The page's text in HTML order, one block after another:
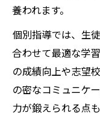
養われます。
個別指導では、生
合わせて最適な学
の成績向上や志望
の密なコミュニケ
力が鍛えられる点